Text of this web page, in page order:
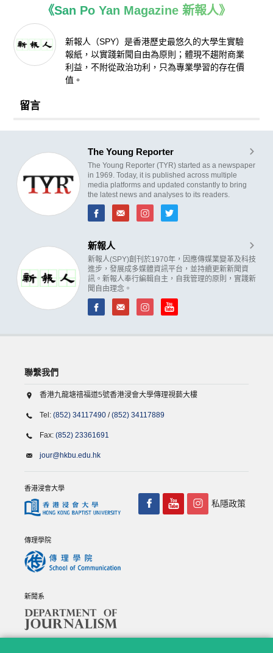
《San Po Yan Magazine 新報人》
新報人（SPY）是香港歷史最悠久的大學生實驗
報紙，以實踐新聞自由為原則；體現不趨附商業
利益，不附從政治功利，只為專業學習的存在價
值。
留言
The Young Reporter
The Young Reporter (TYR) started as a newspaper
in 1969. Today, it is published across multiple
media platforms and updated constantly to bring
the latest news and analyses to its readers.
新報人
新報人(SPY)創刊於1970年，因應傳媒業變革及科技
進步，發展成多媒體資訊平台，並持續更新新聞資
訊。新報人奉行編輯自主，自我管理的原則，實踐新
聞自由理念。
聯繫我們
香港九龍塘禧福道5號香港浸會大學傳理視藝大樓
Tel: (852) 34117490 /(852) 34117889
Fax: (852) 23361691
jour@hkbu.edu.hk
香港浸會大學
傳理學院
新聞系
私隱政策